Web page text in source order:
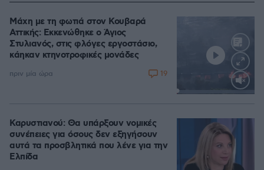
Μάχη με τη φωτιά στον Κουβαρά
Αττικής: Εκκενώθηκε ο Άγιος
Στυλιανός, στις φλόγες εργοστάσιο,
κάηκαν κτηνοτροφικές μονάδες
πριν μία ώρα 19
Καρυστιανού: Θα υπάρξουν νομικές
συνέπειες για όσους δεν εξηγήσουν
αυτά τα προσβλητικά που λένε για την
Ελπίδα